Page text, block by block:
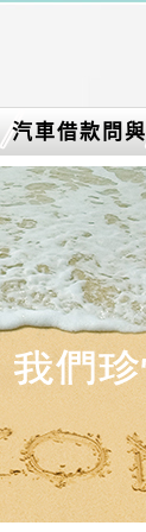
汽車借款問與
答